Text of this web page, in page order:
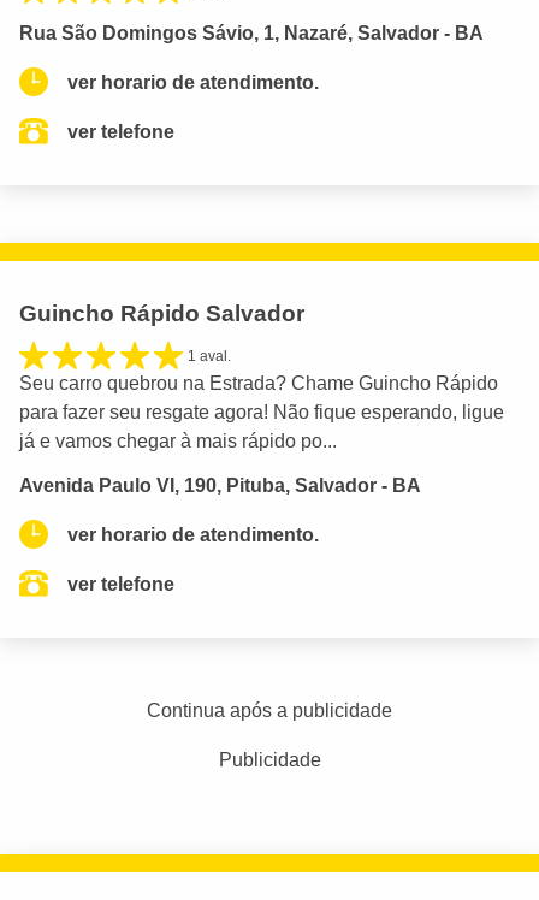
Rua São Domingos Sávio, 1, Nazaré, Salvador - BA
ver horario de atendimento.
ver telefone
Guincho Rápido Salvador
1 aval.
Seu carro quebrou na Estrada? Chame Guincho Rápido
para fazer seu resgate agora! Não fique esperando, ligue
já e vamos chegar à mais rápido po...
Avenida Paulo VI, 190, Pituba, Salvador - BA
ver horario de atendimento.
ver telefone
Continua após a publicidade
Publicidade